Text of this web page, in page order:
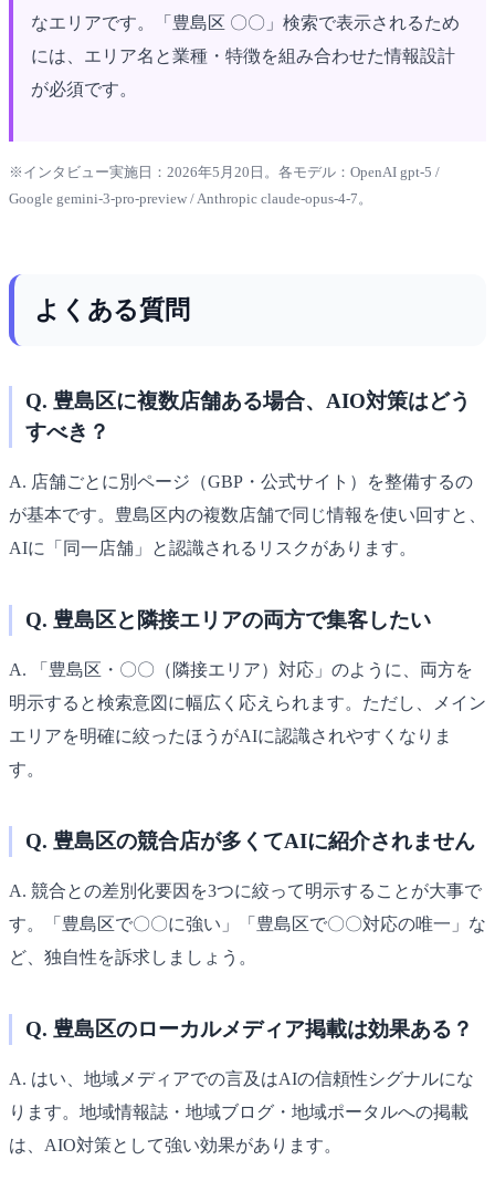
なエリアです。「豊島区 〇〇」検索で表示されるため
には、エリア名と業種・特徴を組み合わせた情報設計
が必須です。
※インタビュー実施日：2026年5月20日。各モデル：OpenAI gpt-5 /
Google gemini-3-pro-preview / Anthropic claude-opus-4-7。
よくある質問
Q. 豊島区に複数店舗ある場合、AIO対策はどう
すべき？
A. 店舗ごとに別ページ（GBP・公式サイト）を整備するの
が基本です。豊島区内の複数店舗で同じ情報を使い回すと、
AIに「同一店舗」と認識されるリスクがあります。
Q. 豊島区と隣接エリアの両方で集客したい
A. 「豊島区・〇〇（隣接エリア）対応」のように、両方を
明示すると検索意図に幅広く応えられます。ただし、メイン
エリアを明確に絞ったほうがAIに認識されやすくなりま
す。
Q. 豊島区の競合店が多くてAIに紹介されません
A. 競合との差別化要因を3つに絞って明示することが大事で
す。「豊島区で〇〇に強い」「豊島区で〇〇対応の唯一」な
ど、独自性を訴求しましょう。
Q. 豊島区のローカルメディア掲載は効果ある？
A. はい、地域メディアでの言及はAIの信頼性シグナルにな
ります。地域情報誌・地域ブログ・地域ポータルへの掲載
は、AIO対策として強い効果があります。